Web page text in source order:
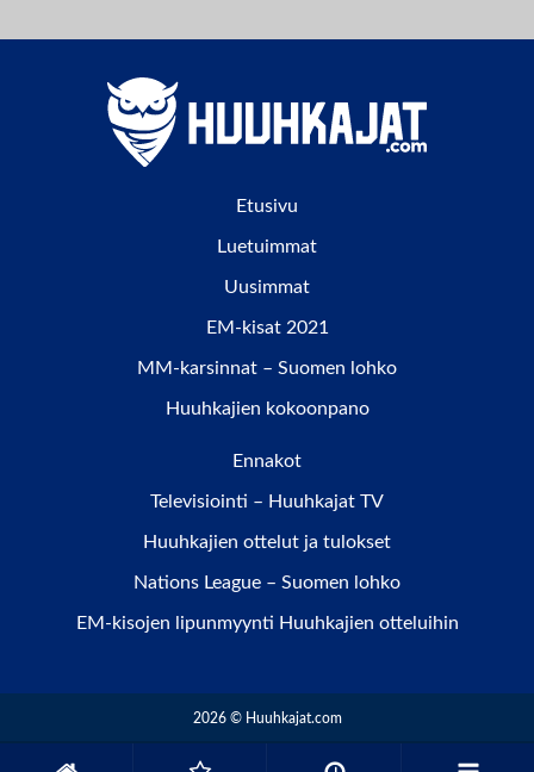
Etusivu
Luetuimmat
Uusimmat
EM-kisat 2021
MM-karsinnat – Suomen lohko
Huuhkajien kokoonpano
Ennakot
Televisiointi – Huuhkajat TV
Huuhkajien ottelut ja tulokset
Nations League – Suomen lohko
EM-kisojen lipunmyynti Huuhkajien otteluihin
2026 © Huuhkajat.com